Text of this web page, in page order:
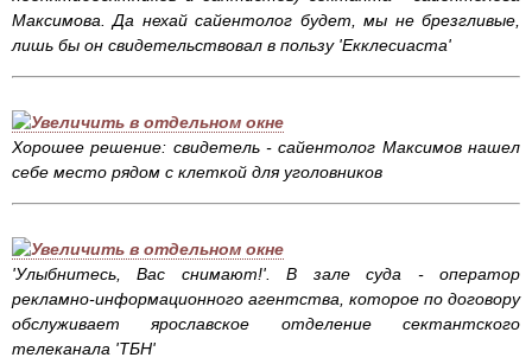
Максимова. Да нехай сайентолог будет, мы не брезгливые,
лишь бы он свидетельствовал в пользу 'Екклесиаста'
Хорошее решение: свидетель - сайентолог Максимов нашел
себе место рядом с клеткой для уголовников
'Улыбнитесь, Вас снимают!'. В зале суда - оператор
рекламно-информационного агентства, которое по договору
обслуживает ярославское отделение сектантского
телеканала 'ТБН'